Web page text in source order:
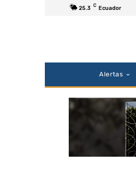
25.3 C Ecuador
Alertas